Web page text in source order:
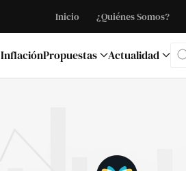
Inicio ¿Quiénes Somos?
InflaciónPropuestas
Actualidad